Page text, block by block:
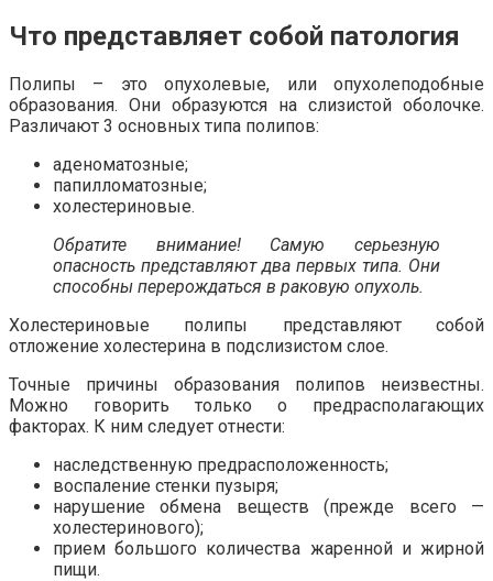
Что представляет собой патология
Полипы – это опухолевые, или опухолеподобные
образования. Они образуются на слизистой оболочке.
Различают 3 основных типа полипов:
аденоматозные;
папилломатозные;
холестериновые.
Обратите внимание! Самую серьезную
опасность представляют два первых типа. Они
способны перерождаться в раковую опухоль.
Холестериновые полипы представляют собой
отложение холестерина в подслизистом слое.
Точные причины образования полипов неизвестны.
Можно говорить только о предрасполагающих
факторах. К ним следует отнести:
наследственную предрасположенность;
воспаление стенки пузыря;
нарушение обмена веществ (прежде всего —
холестеринового);
прием большого количества жаренной и жирной
пищи.